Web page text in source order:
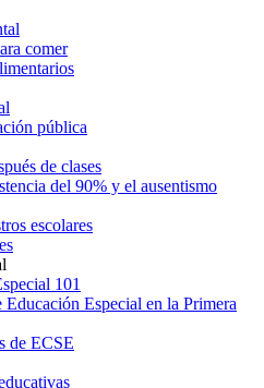
comer
pública
de clases
del 90% y el ausentismo
escolares
101
Educación Especial en la Primera
de ECSE